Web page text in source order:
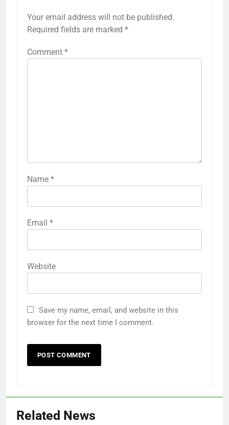
Your email address will not be published.
Required fields are marked *
Comment *
Name *
Email *
Website
Save my name, email, and website in this
browser for the next time I comment.
Related News